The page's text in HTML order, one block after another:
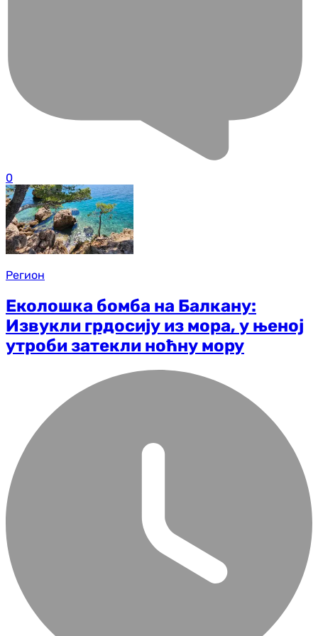
0
Регион
Еколошка бомба на Балкану:
Извукли грдосију из мора, у њеној
утроби затекли ноћну мору